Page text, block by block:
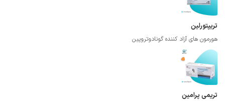
تریپتورلین
هورمون های آزاد کننده گونادوتروپین
تریمی پرامین